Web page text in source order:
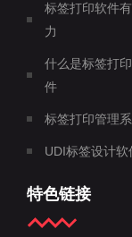
标签打印软件
力
什么是标签打
件
标签打印管理
UDI标签设计软
特色链接